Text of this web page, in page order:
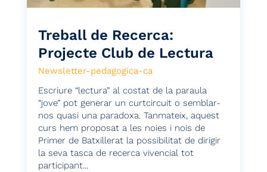
Treball de Recerca:
Projecte Club de Lectura
Newsletter-pedagogica-ca
Escriure “lectura” al costat de la paraula
“jove” pot generar un curtcircuit o semblar-
nos quasi una paradoxa. Tanmateix, aquest
curs hem proposat a les noies i nois de
Primer de Batxillerat la possibilitat de dirigir
la seva tasca de recerca vivencial tot
participant...